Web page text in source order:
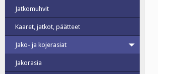
Jatkomuhvit
Kaaret, jatkot, päätteet
Jako- ja kojerasiat
Jakorasia